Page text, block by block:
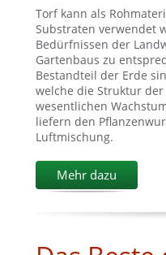
Torf kann als
Substraten verwendet
Bedürfnissen der
Gartenbaus zu
Bestandteil der Erde
welche die Struktur
wesentlichen
liefern den
Luftmischung.
Mehr dazu